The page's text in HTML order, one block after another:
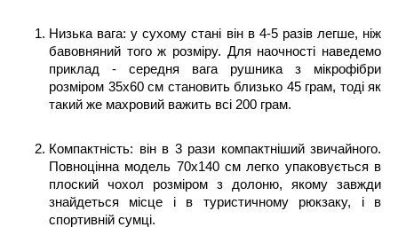
Низька вага: у сухому стані він в 4-5 разів легше, ніж
бавовняний того ж розміру. Для наочності наведемо
приклад - середня вага рушника з мікрофібри
розміром 35х60 см становить близько 45 грам, тоді як
такий же махровий важить всі 200 грам.
Компактність: він в 3 рази компактніший звичайного.
Повноцінна модель 70х140 см легко упаковується в
плоский чохол розміром з долоню, якому завжди
знайдеться місце і в туристичному рюкзаку, і в
спортивній сумці.